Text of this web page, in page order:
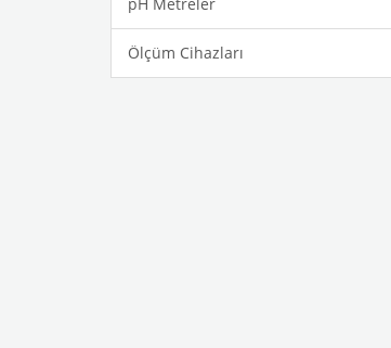
Ölçüm Cihazları